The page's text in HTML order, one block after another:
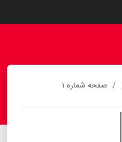
صفحه شماره ۱